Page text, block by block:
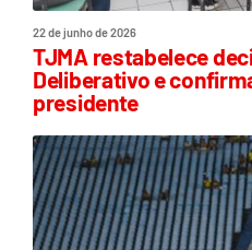
22 de junho de 2026
TJMA restabelece
Deliberativo e
presidente